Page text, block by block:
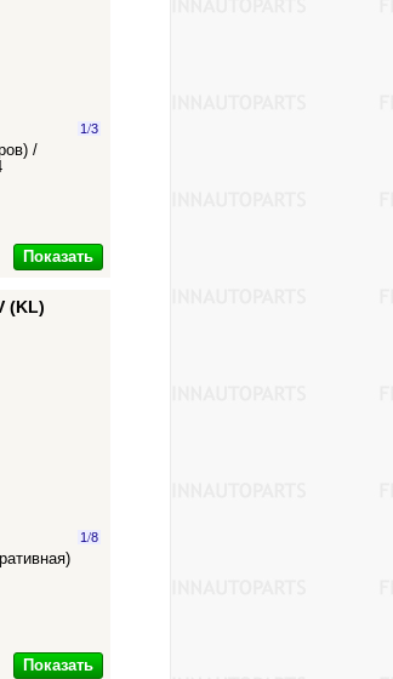
1/3
/
Показать
(KL)
1/8
Показать